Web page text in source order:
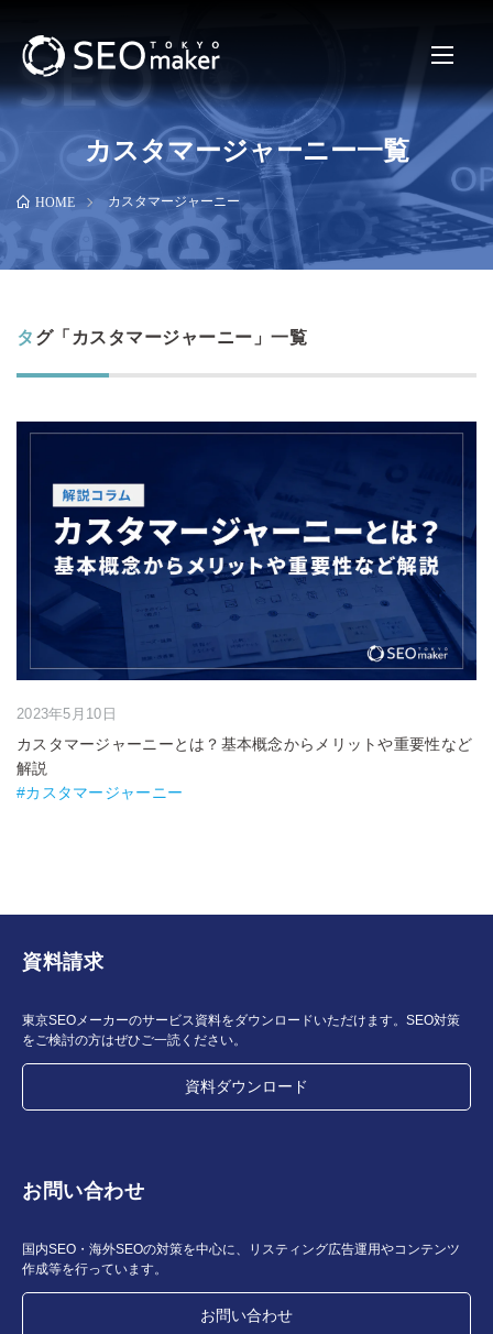
カスタマージャーニー一覧
HOME カスタマージャーニー
タグ「カスタマージャーニー」一覧
2023年5月10日
カスタマージャーニーとは？基本概念からメリットや重要性など
解説
#カスタマージャーニー
資料請求
東京SEOメーカーのサービス資料をダウンロードいただけます。SEO対策
をご検討の方はぜひご一読ください。
資料ダウンロード
お問い合わせ
国内SEO・海外SEOの対策を中心に、リスティング広告運用やコンテンツ
作成等を行っています。
お問い合わせ